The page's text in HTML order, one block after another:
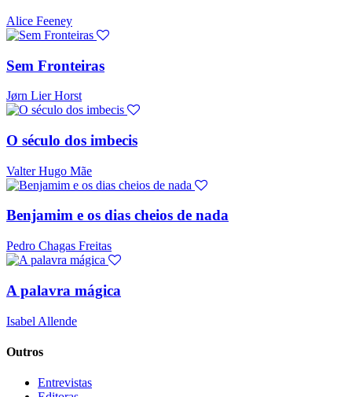
Alice Feeney
Sem Fronteiras
Jørn Lier Horst
O século dos imbecis
Valter Hugo Mãe
Benjamim e os dias cheios de nada
Pedro Chagas Freitas
A palavra mágica
Isabel Allende
Outros
Entrevistas